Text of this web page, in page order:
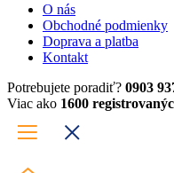
O nás
Obchodné podmienky
Doprava a platba
Kontakt
Potrebujete poradiť? 0903
Viac ako 1600